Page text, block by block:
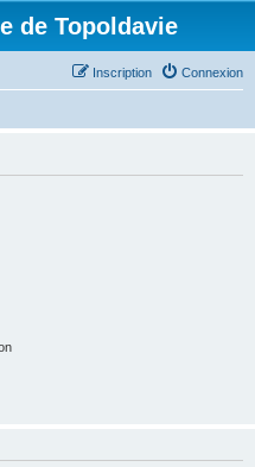
de Topoldavie
Connexion
Inscription